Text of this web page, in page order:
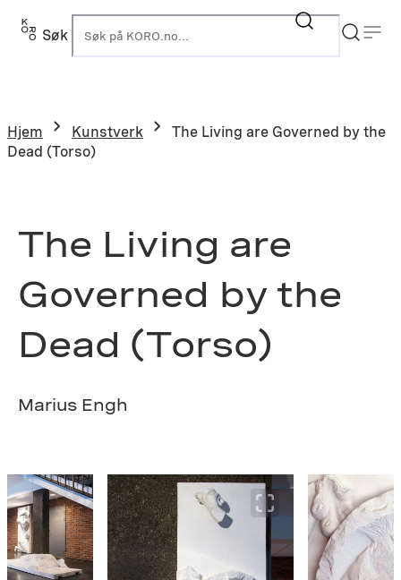
Hopp
Søk
Hjem Kunstverk
The Living are Governed by the
Dead (Torso)
The Living are
Governed by the
Dead (Torso)
Marius Engh